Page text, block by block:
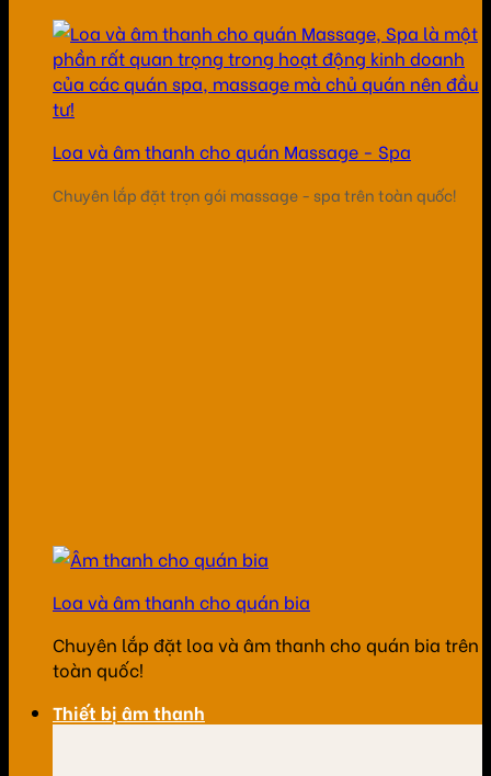
Loa và âm thanh cho quán Massage - Spa
Chuyên lắp đặt trọn gói massage - spa trên toàn quốc!
Loa và âm thanh cho quán bia
Chuyên lắp đặt loa và âm thanh cho quán bia trên
toàn quốc!
Thiết bị âm thanh